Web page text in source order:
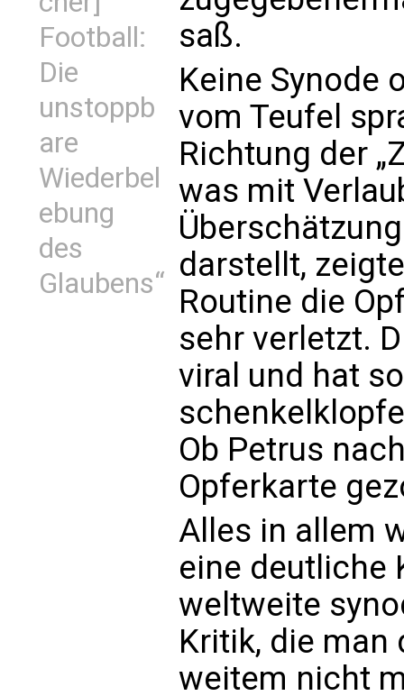
Football:
Die
unstoppb
are
Wiederbel
ebung
des
Glaubens“
saß.
Keine Synode
vom Teufel
Richtung der
was mit
darstellt,
Routine die
sehr verletzt.
viral und hat
Ob Petrus
Opferkarte
Alles in allem
eine deutliche
weltweite
Kritik, die man
weitem nicht